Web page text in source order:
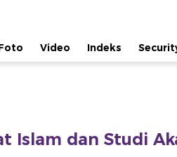
Video Indeks
Islam dan Studi